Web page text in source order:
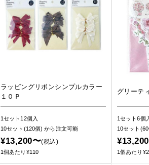
ラッピングリボンシンプルカラー
１０Ｐ
1セット12個入
10セット(120個)から注文可能
¥13,200〜(税込)
1個あたり¥110
グリーテ
1セット6個
10セット
1個あたり